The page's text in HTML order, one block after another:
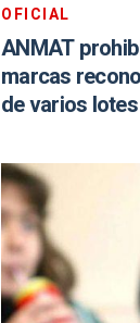
OFICIAL
ANMAT
marcas
de varios lotes